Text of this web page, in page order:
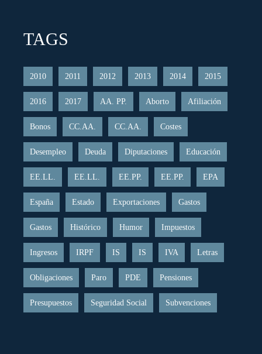
TAGS
2010 2011 2012 2013 2014 2015
2016 2017 AA. PP. Aborto Afiliación
Bonos CC.AA. CC.AA. Costes
Desempleo Deuda Diputaciones Educación
EE.LL. EE.LL. EE.PP. EE.PP. EPA
España Estado Exportaciones Gastos
Gastos Histórico Humor Impuestos
Ingresos IRPF IS IS IVA Letras
Obligaciones Paro PDE Pensiones
Presupuestos Seguridad Social Subvenciones